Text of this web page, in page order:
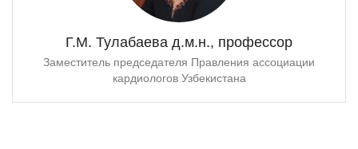
Г.М. Тулабаева д.м.н., профессор
Заместитель председателя Правления ассоциации
кардиологов Узбекистана